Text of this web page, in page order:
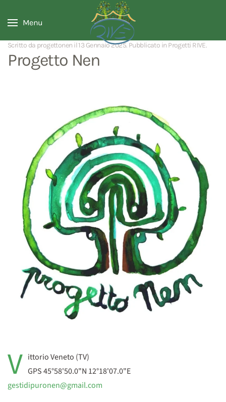
Menu
Scritto da progettonen il13 Gennaio 2025. Pubblicato in Progetti RIVE.
Progetto Nen
V ittorio Veneto (TV)
GPS 45°58'50.0"N 12°18'07.0"E
gestidipuronen@gmail.com